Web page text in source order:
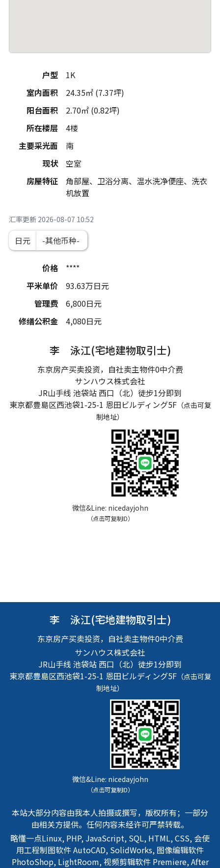
户型
1K
室内面积
24.35㎡ (7.37坪)
阳台面积
2.70㎡ (0.82坪)
所在楼层
4楼
主要采光面
南
现状
空室
房屋特征
角部屋、卫浴分离、温水洗净便座、洗衣
机放置
汇率更新 2026-08-07 10:52
日元
价格
****
平米单价
93.63万日元
管理费
6,800日元
修缮公积金
4,080日元
李 泳江(宅地建物取引士)
东京房产买卖投资，自社卖主物件0中介费
サンハウス株式会社
JR山手线 池袋站 西口（北）徒步1分即到
東京都豊島区西池袋1-25-1 恩田ビルディング5F（点击可复
制地址）
微信&Line: nicedayjohn
（点击可复制ID）
李 泳江(宅地建物取引士)
东京房产买卖投资，自社卖主物件0中介费
サンハウス株式会社
JR山手线 池袋站 西口（北）徒步1分即到
東京都豊島区西池袋1-25-1 恩田ビルディング5F（点击可复
制地址）
微信&Line: nicedayjohn
（点击可复制ID）
本站大部分内容由我本人拍摄或撰写，版权所有；一部分
由相关方提供。任何内容未经许可严禁转载。
略懂一点Linux, PHP, JavaScript, SQL, HTML, CSS, 会使
用工程制图软件 AutoCAD, SolidWorks, 图像编辑软件
PhotoShop, LightRoom, 视频剪辑软件 Premiere, After